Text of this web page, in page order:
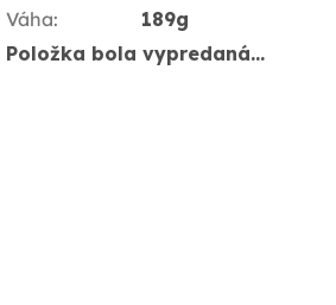
Váha:
189g
Položka bola vypredaná…